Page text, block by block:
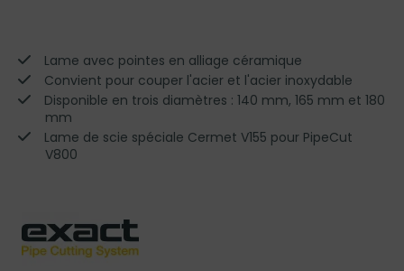
Lame avec pointes en alliage céramique
Convient pour couper l'acier et l'acier inoxydable
Disponible en trois diamètres : 140 mm, 165 mm et 180
mm
Lame de scie spéciale Cermet V155 pour PipeCut
V800